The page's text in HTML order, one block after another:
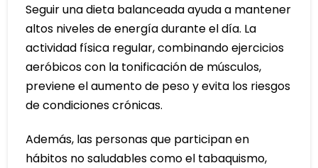
Seguir una dieta balanceada ayuda a mantener
altos niveles de energía durante el día. La
actividad física regular, combinando ejercicios
aeróbicos con la tonificación de músculos,
previene el aumento de peso y evita los riesgos
de condiciones crónicas.
Además, las personas que participan en
hábitos no saludables como el tabaquismo,